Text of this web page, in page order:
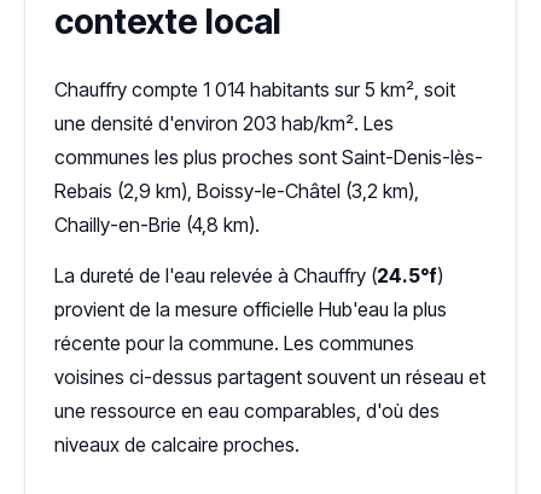
contexte local
Chauffry compte 1 014 habitants sur 5 km², soit
une densité d'environ 203 hab/km². Les
communes les plus proches sont Saint-Denis-lès-
Rebais (2,9 km), Boissy-le-Châtel (3,2 km),
Chailly-en-Brie (4,8 km).
La dureté de l'eau relevée à Chauffry (24.5°f)
provient de la mesure officielle Hub'eau la plus
récente pour la commune. Les communes
voisines ci-dessus partagent souvent un réseau et
une ressource en eau comparables, d'où des
niveaux de calcaire proches.